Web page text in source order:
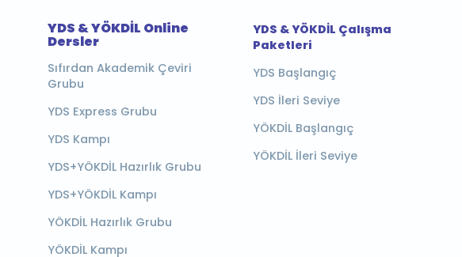
YDS & YÖKDİL Online
Dersler
Sıfırdan Akademik Çeviri
Grubu
YDS Express Grubu
YDS Kampı
YDS+YÖKDİL Hazırlık Grubu
YDS+YÖKDİL Kampı
YÖKDİL Hazırlık Grubu
YÖKDİL Kampı
YDS & YÖKDİL Çalışma
Paketleri
YDS Başlangıç
YDS İleri Seviye
YÖKDİL Başlangıç
YÖKDİL İleri Seviye